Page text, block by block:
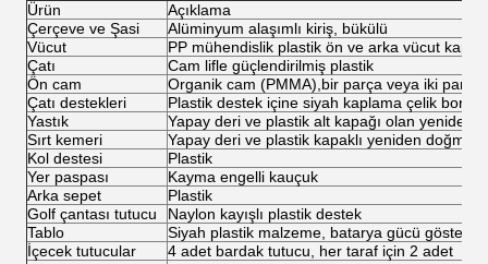
Ürün
Açıklama
Çerçeve ve Şasi
Alüminyum alaşımlı kiriş, bükülü
Vücut
PP mühendislik plastik ön ve arka vücut
Çatı
Cam lifle güçlendirilmiş plastik
Ön cam
Organik cam (PMMA),bir parça veya iki parça
Çatı destekleri
Plastik destek içine siyah kaplama çelik
Yastık
Yapay deri ve plastik alt kapağı olan yeniden
Sırt kemeri
Yapay deri ve plastik kapaklı yeniden doğmuş
Kol destesi
Plastik
Yer paspası
Kayma engelli kauçuk
Arka sepet
Plastik
Golf çantası tutucu
Naylon kayışlı plastik destek
Tablo
Siyah plastik malzeme, batarya gücü
İçecek tutucular
4 adet bardak tutucu, her taraf için 2 adet